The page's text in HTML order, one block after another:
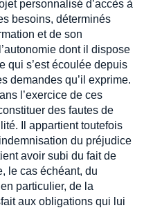
personnalisé d’accès à
besoins, déterminés
et de son
dont il dispose
qui s’est écoulée depuis
demandes qu’il exprime.
l’exercice de ces
des fautes de
Il appartient toutefois
du préjudice
avoir subi du fait de
le cas échéant, du
particulier, de la
aux obligations qui lui